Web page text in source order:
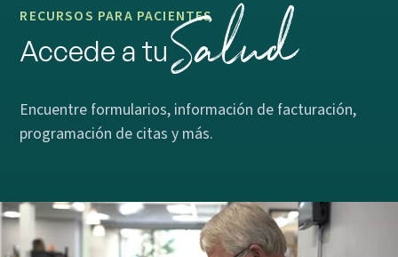
RECURSOS PARA PACIENTES
Accede a tuSalud
Encuentre formularios, información de facturación,
programación de citas y más.